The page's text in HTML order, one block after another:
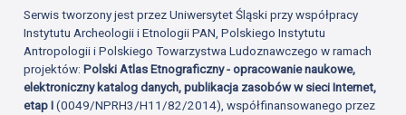
Serwis tworzony jest przez Uniwersytet Śląski przy współpracy
Instytutu Archeologii i Etnologii PAN, Polskiego Instytutu
Antropologii i Polskiego Towarzystwa Ludoznawczego w ramach
projektów:Polski Atlas Etnograficzny - opracowanie naukowe,
elektroniczny katalog danych, publikacja zasobów w sieci Internet,
etap I(0049/NPRH3/H11/82/2014), współfinansowanego przez